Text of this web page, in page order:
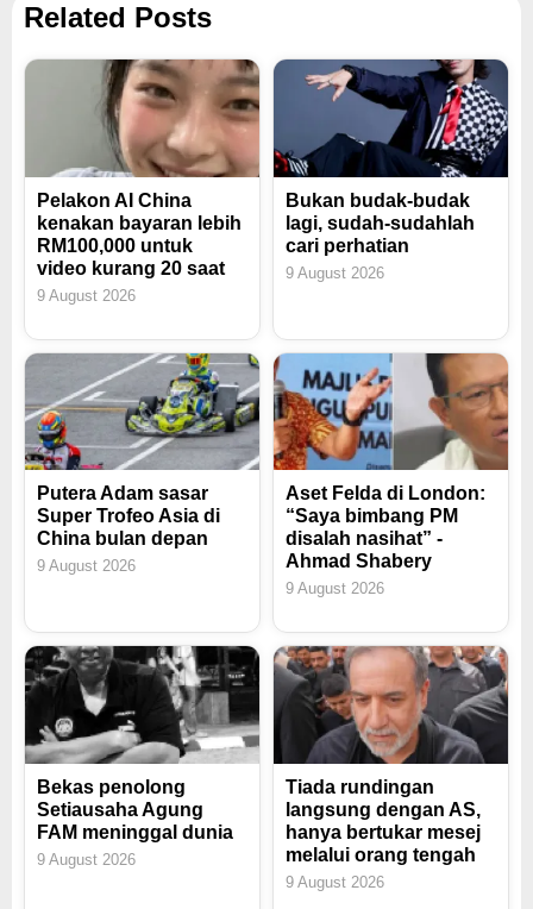
Related Posts
Pelakon AI China
kenakan bayaran lebih
RM100,000 untuk
video kurang 20 saat
9 August 2026
Bukan budak-budak
lagi, sudah-sudahlah
cari perhatian
9 August 2026
Putera Adam sasar
Super Trofeo Asia di
China bulan depan
9 August 2026
Aset Felda di London:
“Saya bimbang PM
disalah nasihat” -
Ahmad Shabery
9 August 2026
Bekas penolong
Setiausaha Agung
FAM meninggal dunia
9 August 2026
Tiada rundingan
langsung dengan AS,
hanya bertukar mesej
melalui orang tengah
9 August 2026